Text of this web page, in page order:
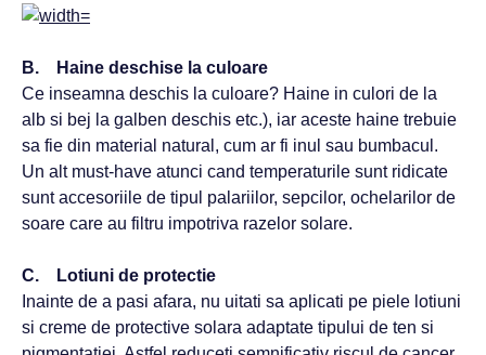
B. Haine deschise la culoare
Ce inseamna deschis la culoare? Haine in culori de la
alb si bej la galben deschis etc.), iar aceste haine trebuie
sa fie din material natural, cum ar fi inul sau bumbacul.
Un alt must-have atunci cand temperaturile sunt ridicate
sunt accesoriile de tipul palariilor, sepcilor, ochelarilor de
soare care au filtru impotriva razelor solare.
C. Lotiuni de protectie
Inainte de a pasi afara, nu uitati sa aplicati pe piele lotiuni
si creme de protective solara adaptate tipului de ten si